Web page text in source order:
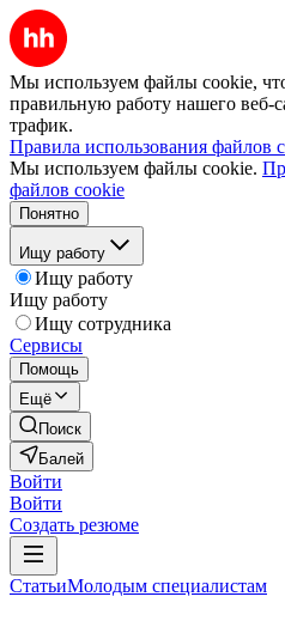
Мы используем файлы cookie,
правильную работу нашего веб-
трафик.
Правила использования файлов
Мы используем файлы cookie.
файлов cookie
Понятно
Ищу работу
Ищу работу
Ищу работу
Ищу сотрудника
Сервисы
Помощь
Ещё
Поиск
Балей
Войти
Войти
Создать резюме
СтатьиМолодым специалистам